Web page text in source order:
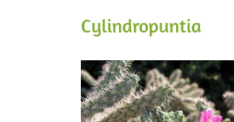
Cylindropuntia